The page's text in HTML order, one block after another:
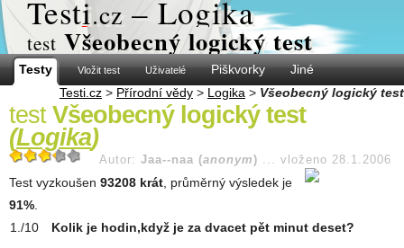
Testi.cz – Logika
test Všeobecný logický test
Testy Vložit test Uživatelé Piškvorky
Jiné
Testi.cz > Přírodní vědy > Logika > Všeobecný logický test
test Všeobecný logický test
(Logika)
Autor: Jaa--naa (anonym ) ... vloženo 28.1.2006
Test vyzkoušen 93208 krát , průměrný výsledek je
91%
Kolik je hodin,když je za dvacet pět minut deset?